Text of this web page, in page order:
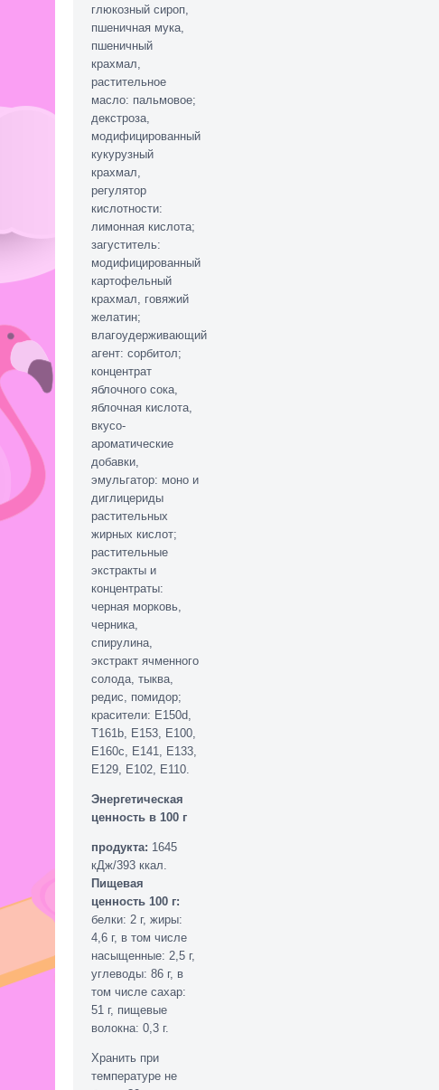
глюкозный сироп,
пшеничная мука,
пшеничный
крахмал,
растительное
масло: пальмовое;
декстроза,
модифицированный
кукурузный
крахмал,
регулятор
кислотности:
лимонная кислота;
загуститель:
модифицированный
картофельный
крахмал, говяжий
желатин;
влагоудерживающий
агент: сорбитол;
концентрат
яблочного сока,
яблочная кислота,
вкусо-
ароматические
добавки,
эмульгатор: моно и
диглицериды
растительных
жирных кислот;
растительные
экстракты и
концентраты:
черная морковь,
черника,
спирулина,
экстракт ячменного
солода, тыква,
редис, помидор;
красители: Е150d,
T161b, Е153, Е100,
Е160с, Е141, Е133,
Е129, Е102, Е110.
Энергетическая
ценность в 100 г
продукта: 1645
кДж/393 ккал.
Пищевая
ценность 100 г:
белки: 2 г, жиры:
4,6 г, в том числе
насыщенные: 2,5 г,
углеводы: 86 г, в
том числе сахар:
51 г, пищевые
волокна: 0,3 г.
Хранить при
температуре не